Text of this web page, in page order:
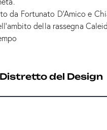
da Fortunato D’Amico e
della rassegna
del Design